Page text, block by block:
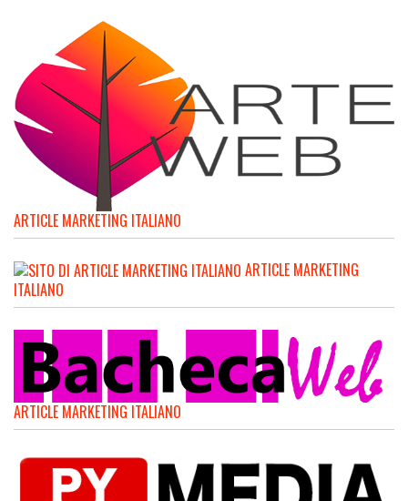
ARTICLE MARKETING ITALIANO
ARTICLE MARKETING
ITALIANO
ARTICLE MARKETING ITALIANO